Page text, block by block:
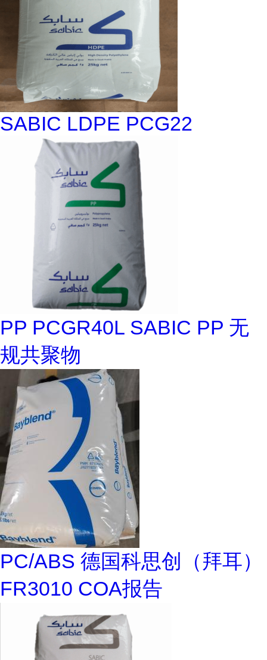
SABIC LDPE PCG22
PP PCGR40L SABIC PP 无
规共聚物
PC/ABS 德国科思创（拜耳）
FR3010 COA报告